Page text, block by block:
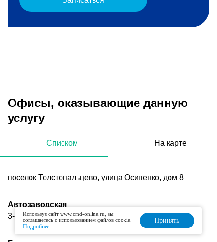
Офисы, оказывающие данную
услугу
Списком На карте
поселок Толстопальцево, улица Осипенко, дом 8
Автозаводская
3-й Автозаводский проезд, д. 4
Используя сайт www.cmd-online.ru, вы
соглашаетесь с использованием файлов cookie.
Подробнее
Принять